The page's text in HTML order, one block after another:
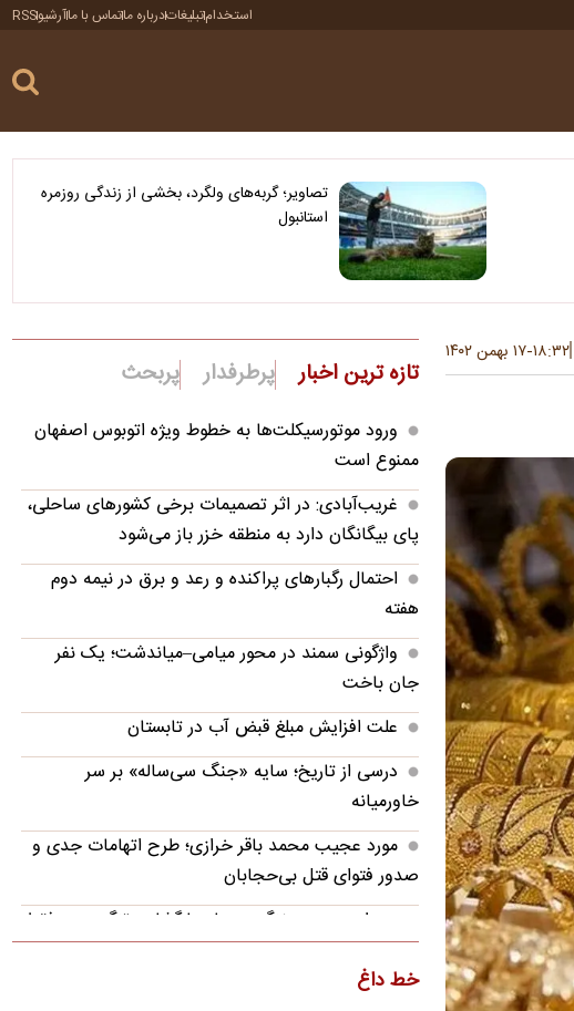
استخدامتبلیغاتدرباره ماتماس با ماآرشیوRSS
تصاویر؛ گربه‌های ولگرد، بخشی از زندگی روزمره
استانبول
۱۸:۳۲-۱۷ بهمن ۱۴۰۲
تازه ترین اخبار پرطرفدار پربحث
ورود موتورسیکلت‌ها به خطوط ویژه اتوبوس اصفهان
ممنوع است
غریب‌آبادی: در اثر تصمیمات برخی کشورهای ساحلی،
پای بیگانگان دارد به منطقه خزر باز می‌شود
احتمال رگبارهای پراکنده و رعد و برق در نیمه دوم
هفته
واژگونی سمند در محور میامی–میاندشت؛ یک نفر
جان باخت
علت افزایش مبلغ قبض آب در تابستان
درسی از تاریخ؛ سایه «جنگ سی‌ساله» بر سر
خاورمیانه
مورد عجیب محمد باقر خرازی؛ طرح اتهامات جدی و
صدور فتوای قتل بی‌حجابان
سردار محبی سخنگوی سپاه: بازگشایی تنگه‌ هرمز فقط
با اراده جمهوری اسلامی ایران است
حجم ذخایر آب سدهای مهم تهران چقدر است؟خط داغ